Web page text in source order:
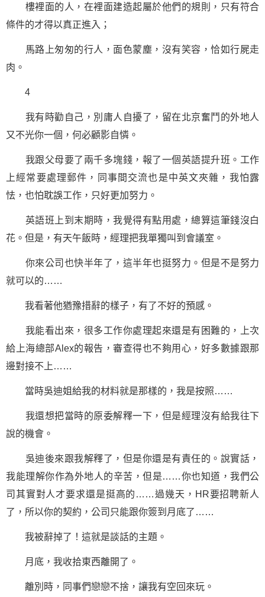
樓裡面的人，在裡面建造起屬於他們的規則，只有符合
條件的才得以真正進入；
馬路上匆匆的行人，面色蒙塵，沒有笑容，恰如行屍走
肉。
4
我有時勸自己，別庸人自擾了，留在北京奮鬥的外地人
又不光你一個，何必顧影自憐。
我跟父母要了兩千多塊錢，報了一個英語提升班。工作
上經常要處理郵件，同事間交流也是中英文夾雜，我怕露
怯，也怕耽誤工作，只好更加努力。
英語班上到末期時，我覺得有點用處，總算這筆錢沒白
花。但是，有天午飯時，經理把我單獨叫到會議室。
你來公司也快半年了，這半年也挺努力。但是不是努力
就可以的……
我看著他猶豫措辭的樣子，有了不好的預感。
我能看出來，很多工作你處理起來還是有困難的，上次
給上海總部Alex的報告，審查得也不夠用心，好多數據跟那
邊對接不上……
當時吳迪姐給我的材料就是那樣的，我是按照……
我還想把當時的原委解釋一下，但是經理沒有給我往下
說的機會。
吳迪後來跟我解釋了，但是你還是有責任的。說實話，
我能理解你作為外地人的辛苦，但是……你也知道，我們公
司其實對人才要求還是挺高的……過幾天，HR要招聘新人
了，所以你的契約，公司只能跟你簽到月底了……
我被辭掉了！這就是談話的主題。
月底，我收拾東西離開了。
離別時，同事們戀戀不捨，讓我有空回來玩。